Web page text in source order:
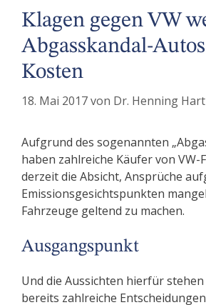
Klagen gegen VW
Abgasskandal-
Kosten
18. Mai 2017von Dr. Henning
Aufgrund des sogenannten
haben zahlreiche Käufer von VW-
derzeit die Absicht, Ansprüche
Emissionsgesichtspunkten
Fahrzeuge geltend zu machen.
Ausgangspunkt
Und die Aussichten hierfür
bereits zahlreiche